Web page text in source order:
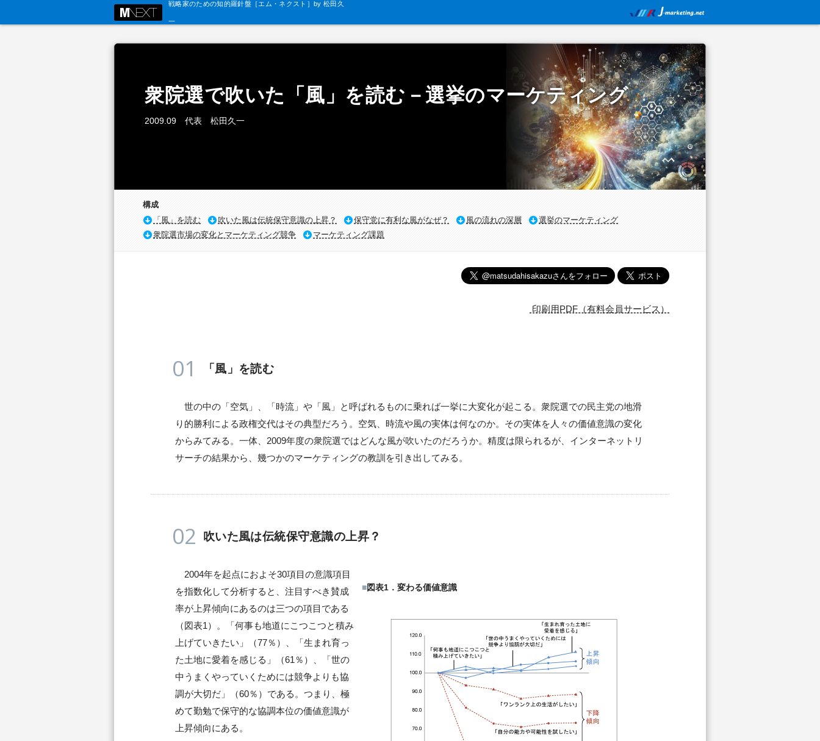
戦略家のための知的羅針盤［エム・ネクスト］by 松田久
一
衆院選で吹いた「風」を読む－選挙のマーケティング
2009.09 代表 松田久一
構成
「風」を読む
吹いた風は伝統保守意識の上昇？ 保守党に有利な風がなぜ？ 風の流れの深層
選挙のマーケティング
衆院選市場の変化とマーケティング競争
マーケティング課題
印刷用PDF（有料会員サービス）
01 「風」を読む
世の中の「空気」、「時流」や「風」と呼ばれるものに乗れば一挙に大変化が起こる。衆院選での民主党の地滑
り的勝利による政権交代はその典型だろう。空気、時流や風の実体は何なのか。その実体を人々の価値意識の変化
からみてみる。一体、2009年度の衆院選ではどんな風が吹いたのだろうか。精度は限られるが、インターネットリ
サーチの結果から、幾つかのマーケティングの教訓を引き出してみる。
02 吹いた風は伝統保守意識の上昇？
■図表1．変わる価値意識
2004年を起点におよそ30項目の意識項目
を指数化して分析すると、注目すべき賛成
率が上昇傾向にあるのは三つの項目である
（図表1）。「何事も地道にこつこつと積み
上げていきたい」（77％）、「生まれ育っ
た土地に愛着を感じる」（61％）、「世の
中うまくやっていくためには競争よりも協
調が大切だ」（60％）である。つまり、極
めて勤勉で保守的な協調本位の価値意識が
上昇傾向にある。